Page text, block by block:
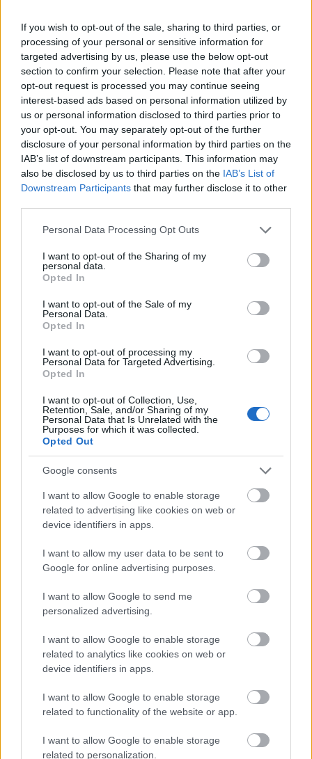
If you wish to opt-out of the sale, sharing to third parties, or
processing of your personal or sensitive information for
targeted advertising by us, please use the below opt-out
section to confirm your selection. Please note that after your
opt-out request is processed you may continue seeing
interest-based ads based on personal information utilized by
us or personal information disclosed to third parties prior to
your opt-out. You may separately opt-out of the further
disclosure of your personal information by third parties on the
IAB’s list of downstream participants. This information may
also be disclosed by us to third parties on the IAB’s List of
Downstream Participants that may further disclose it to other
Please note that this website/app uses one or more Google
not limited to your visit or usage behaviour. You may click to
grant or deny consent to Google and its third-party tags to
use your data for below specified purposes in below Google
consent section.
Personal Data Processing Opt Outs
I want to opt-out of the Sharing of my
personal data.
Opted In
I want to opt-out of the Sale of my
Personal Data.
Opted In
I want to opt-out of processing my
Personal Data for Targeted Advertising.
Opted In
I want to opt-out of Collection, Use,
Retention, Sale, and/or Sharing of my
Personal Data that Is Unrelated with the
Purposes for which it was collected.
Opted Out
Google consents
I want to allow Google to enable storage
related to advertising like cookies on web or
device identifiers in apps.
I want to allow my user data to be sent to
Google for online advertising purposes.
I want to allow Google to send me
personalized advertising.
I want to allow Google to enable storage
related to analytics like cookies on web or
device identifiers in apps.
I want to allow Google to enable storage
related to functionality of the website or app.
I want to allow Google to enable storage
related to personalization.
Vágyak:Most olvasom Karinthy Cini
naplójegyzeteit, s rádöbbenek, hogy az általa
fölidézett nagy, színház utáni beszélgetéseken
Déryvel, Illyéssel, Szabó Magdával, Németh
Lászlóval, Vas Istvánnal, Illés Endrével, s a szellemi
élet más nagyságaival én is voltam. (...) Azt hittem,
csak az számít, ami a színpadon és a filmvásznon
történik, hogy azonkívül nincs élet. Ma már másképp
gondolom. (...) A Cini által megírt beszélgetésekre
vágyom, az életről, nem a színházról, meg ilyen
könyvekre, hiszen akkor naplókat sem olvastam.
Szeretnék egy pillanatig körülnézni könyvekben,
múzeumokban, emberek között, "körülhallgatni"
Virtuális tárlat: